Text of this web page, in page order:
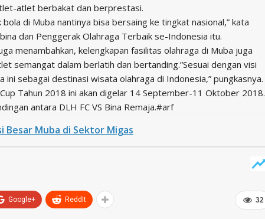
atlet berbakat dan berprestasi.
di Muba nantinya bisa bersaing ke tingkat nasional,” kata
dan Penggerak Olahraga Terbaik se-Indonesia itu.
menambahkan, kelengkapan fasilitas olahraga di Muba juga
semangat dalam berlatih dan bertanding.”Sesuai dengan visi
ini sebagai destinasi wisata olahraga di Indonesia,” pungkasnya.
Tahun 2018 ini akan digelar 14 September-11 Oktober 2018.
antara DLH FC VS Bina Remaja.#arf
Besar Muba di Sektor Migas
32
Google+ ReddIt